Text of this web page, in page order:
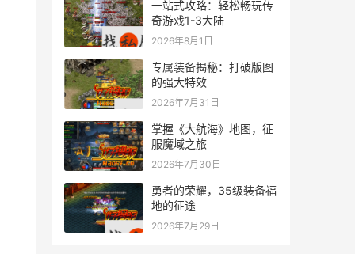
一站式攻略：轻松畅玩传
奇游戏1-3大陆
2026年8月1日
专属装备揭秘：打破版图
的强大特效
2026年7月31日
掌握《大航海》地图，征
服魔域之旅
2026年7月30日
勇者的荣耀，35级装备福
地的征途
2026年7月29日